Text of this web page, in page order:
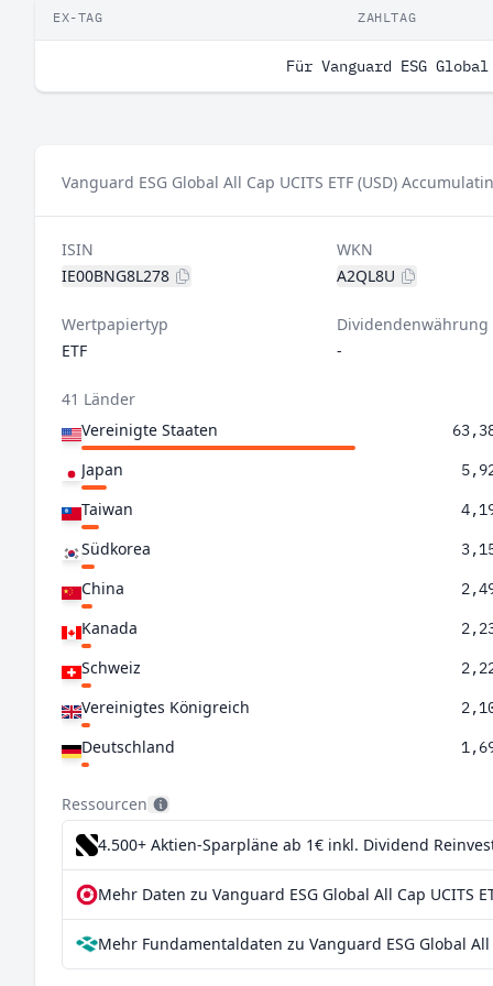
EX-TAG ZAHLTAG
Für Vanguard ESG
Vanguard ESG Global All Cap UCITS ETF (USD)
ISIN
IE00BNG8L278
WKN
A2QL8U
Wertpapiertyp
ETF
Dividendenwährung
-
41 Länder
Vereinigte Staaten
Japan
Taiwan
Südkorea
China
Kanada
Schweiz
Vereinigtes Königreich
Deutschland
Australien
Niederlande
Frankreich
Schweden
Ressourcen
4.500+ Aktien-Sparpläne ab 1€ inkl. Dividend
Mehr Daten zu Vanguard ESG Global All Cap UCITS
Mehr Fundamentaldaten zu Vanguard ESG Global